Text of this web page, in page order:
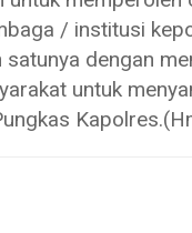
/ institusi
satunya dengan
untuk